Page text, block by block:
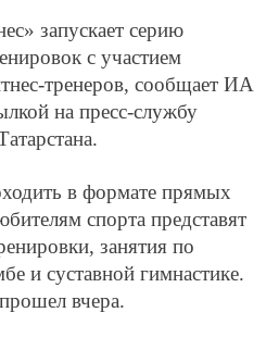
запускает серию
с участием
тренеров, сообщает ИА
на пресс-службу
в формате прямых
спорта представят
занятия по
и суставной гимнастике.
вчера.